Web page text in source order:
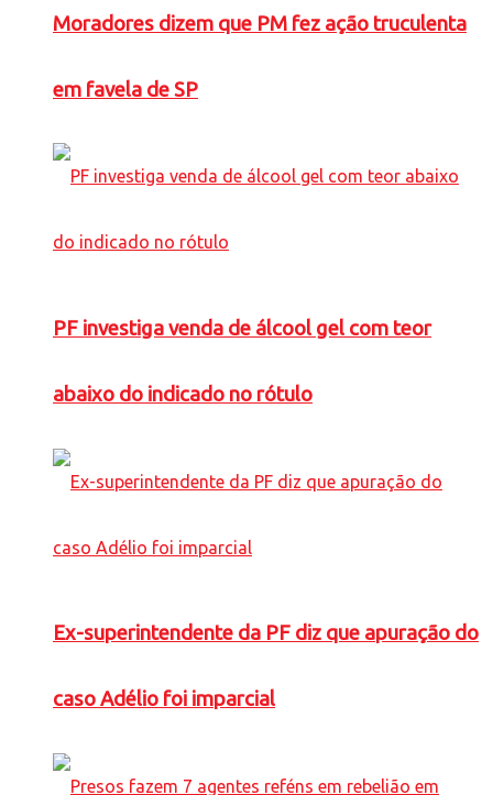
Moradores dizem que PM fez ação truculenta
em favela de SP
PF investiga venda de álcool gel com teor
abaixo do indicado no rótulo
Ex-superintendente da PF diz que apuração do
caso Adélio foi imparcial